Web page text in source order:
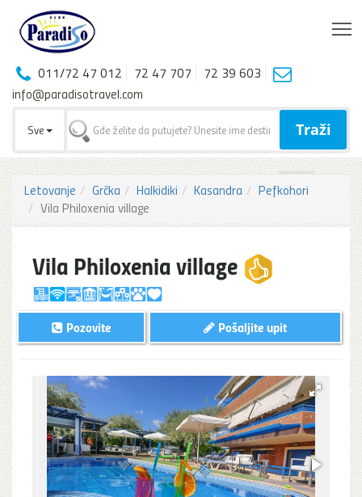
011/72 47 012 72 47 707
72 39 603
info@paradisotravel.com
Sve Traži
Letovanje Grčka Halkidiki Kasandra
Pefkohori
Vila Philoxenia village
Vila Philoxenia village
Pošaljite upit
Pozovite